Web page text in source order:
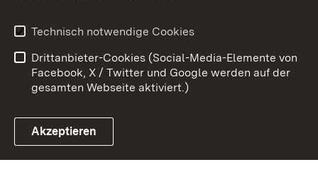
Link zum Landesportal
Datenschutz
Barrierefreiheit
Impressum
Cookies
Technisch notwendige Cookies
Drittanbieter-Cookies (Social-Media-Elemente von
Facebook, X / Twitter und Google werden auf der
gesamten Webseite aktiviert.)
Akzeptieren